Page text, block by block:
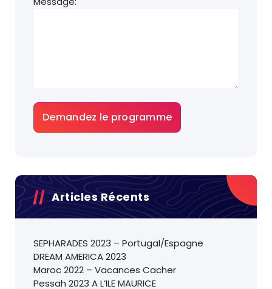
Articles Récents
SEPHARADES 2023 – Portugal/Espagne
DREAM AMERICA 2023
Maroc 2022 – Vacances Cacher
Pessah 2023 A L’ILE MAURICE